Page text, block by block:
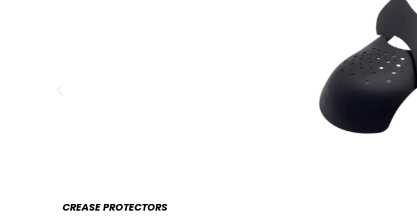
CREASE PROTECTORS